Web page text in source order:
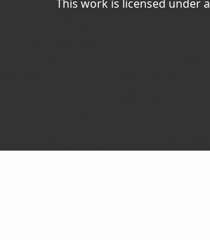
This work is licensed under a